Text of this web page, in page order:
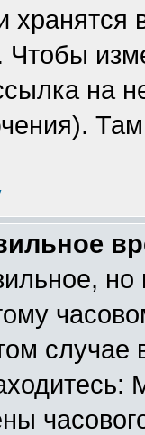
Чтобы
на